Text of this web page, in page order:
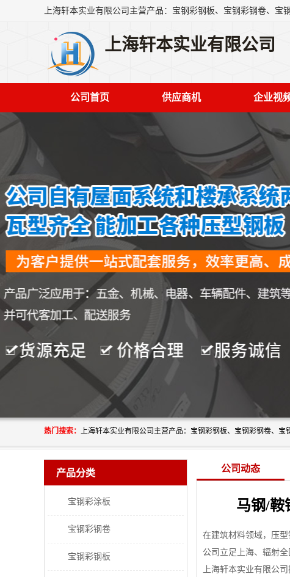
上海轩本实业有限公司
公司首页 供应商机 企业视
热门搜索：
产品分类
宝钢彩涂板
宝钢彩钢卷
宝钢彩钢板
公司动态
马钢/鞍
在建筑材料领域，压
公司立足上海、辐射
上海轩本实业有限公